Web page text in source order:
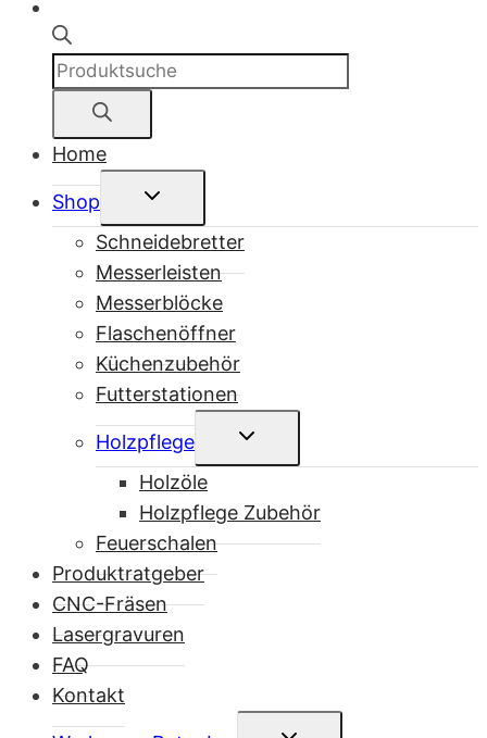
Products
search
Home
Shop
Untermenü
Schneidebretter
Messerleisten
Messerblöcke
Flaschenöffner
Küchenzubehör
Futterstationen
Holzpflege
Untermenü
Holzöle
Holzpflege Zubehör
Feuerschalen
Produktratgeber
CNC-Fräsen
Lasergravuren
FAQ
Kontakt
Untermenü